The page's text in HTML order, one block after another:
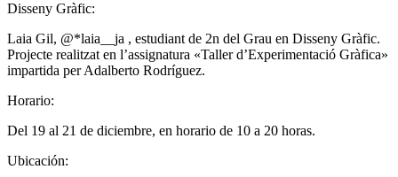
Disseny Gràfic:
Laia Gil, @*laia__ja , estudiant de 2n del Grau en Disseny Gràfic.
Projecte realitzat en l’assignatura «Taller d’Experimentació Gràfica»
impartida per Adalberto Rodríguez.
Horario:
Del 19 al 21 de diciembre, en horario de 10 a 20 horas.
Ubicación: